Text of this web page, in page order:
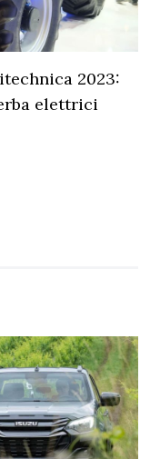
2023:
elettrici